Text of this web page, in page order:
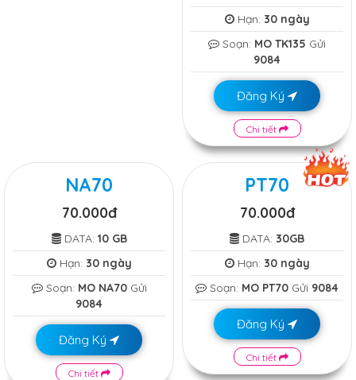
Hạn: 30 ngày
Soạn: MO TK135 Gửi
9084
Đăng Ký
Chi tiết
NA70
70.000đ
DATA: 10 GB
Hạn: 30 ngày
Soạn: MO NA70Gửi
9084
Đăng Ký
Chi tiết
PT70
70.000đ
DATA: 30GB
Hạn: 30 ngày
Soạn: MO PT70 Gửi 9084
Đăng Ký
Chi tiết